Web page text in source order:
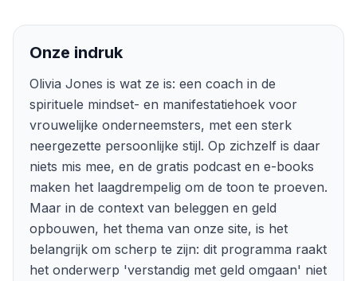
Onze indruk
Olivia Jones is wat ze is: een coach in de
spirituele mindset- en manifestatiehoek voor
vrouwelijke onderneemsters, met een sterk
neergezette persoonlijke stijl. Op zichzelf is daar
niets mis mee, en de gratis podcast en e-books
maken het laagdrempelig om de toon te proeven.
Maar in de context van beleggen en geld
opbouwen, het thema van onze site, is het
belangrijk om scherp te zijn: dit programma raakt
het onderwerp 'verstandig met geld omgaan' niet